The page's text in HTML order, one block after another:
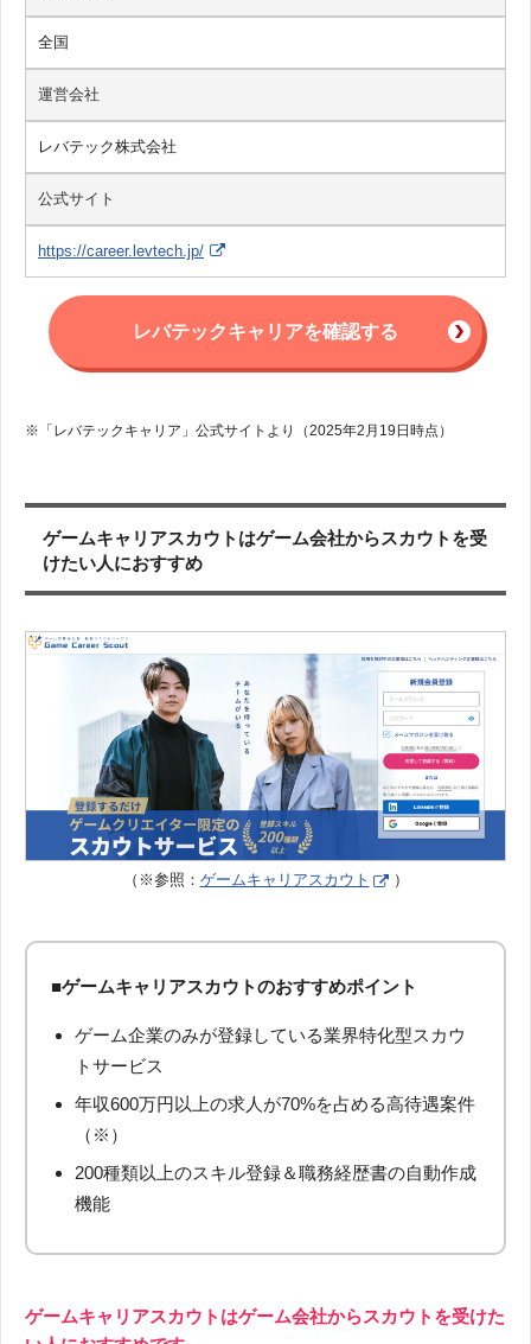
全国
運営会社
レバテック株式会社
公式サイト
https://career.levtech.jp/
レバテックキャリアを確認する
※「レバテックキャリア」公式サイトより（2025年2月19日時点）
ゲームキャリアスカウトはゲーム会社からスカウトを受
けたい人におすすめ
（※参照： ゲームキャリアスカウト ）
■ゲームキャリアスカウトのおすすめポイント
ゲーム企業のみが登録している業界特化型スカウ
トサービス
年収600万円以上の求人が70%を占める高待遇案件
（※）
200種類以上のスキル登録＆職務経歴書の自動作成
機能
ゲームキャリアスカウトはゲーム会社からスカウトを受けた